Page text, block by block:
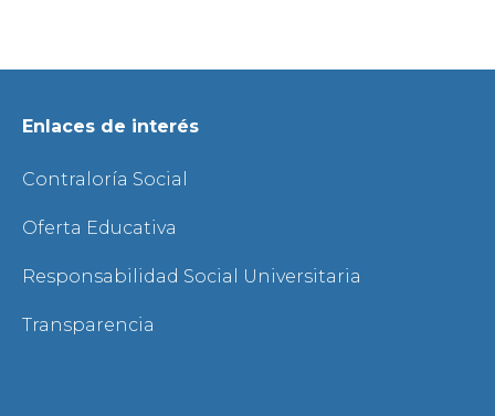
Enlaces de interés
Contraloría Social
Oferta Educativa
Responsabilidad Social Universitaria
Transparencia